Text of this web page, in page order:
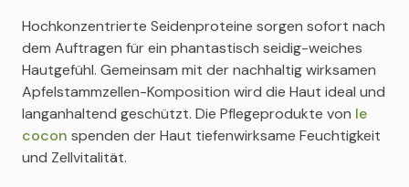
Hochkonzentrierte Seidenproteine sorgen sofort nach
dem Auftragen für ein phantastisch seidig-weiches
Hautgefühl. Gemeinsam mit der nachhaltig wirksamen
Apfelstammzellen-Komposition wird die Haut ideal und
langanhaltend geschützt. Die Pflegeprodukte von le
cocon spenden der Haut tiefenwirksame Feuchtigkeit
und Zellvitalität.